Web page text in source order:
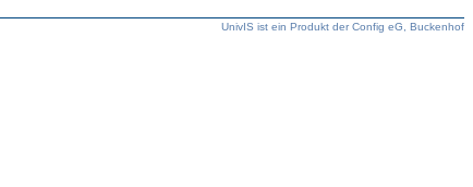
UnivIS ist ein Produkt der Config eG, Buckenhof